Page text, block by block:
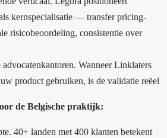
kernspecialisatie — transfer pricing-
risicobeoordeling, consistentie over
Wanneer Linklaters
product gebruiken, is de validatie reëel
de Belgische praktijk:
40+ landen met 400 klanten betekent